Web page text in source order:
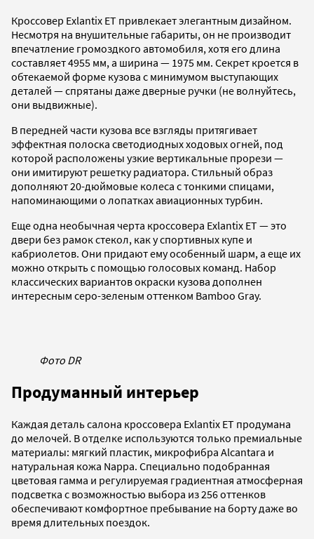
Кроссовер Exlantix ET привлекает элегантным дизайном.
Несмотря на внушительные габариты, он не производит
впечатление громоздкого автомобиля, хотя его длина
составляет 4955 мм, а ширина — 1975 мм. Секрет кроется в
обтекаемой форме кузова с минимумом выступающих
деталей — спрятаны даже дверные ручки (не волнуйтесь,
они выдвижные).
В передней части кузова все взгляды притягивает
эффектная полоска светодиодных ходовых огней, под
которой расположены узкие вертикальные прорези —
они имитируют решетку радиатора. Стильный образ
дополняют 20-дюймовые колеса с тонкими спицами,
напоминающими о лопатках авиационных турбин.
Еще одна необычная черта кроссовера Exlantix ET — это
двери без рамок стекол, как у спортивных купе и
кабриолетов. Они придают ему особенный шарм, а еще их
можно открыть с помощью голосовых команд. Набор
классических вариантов окраски кузова дополнен
интересным серо-зеленым оттенком Bamboo Gray.
Фото DR
Продуманный интерьер
Каждая деталь салона кроссовера Exlantix ET продумана
до мелочей. В отделке используются только премиальные
материалы: мягкий пластик, микрофибра Alcantara и
натуральная кожа Nappa. Специально подобранная
цветовая гамма и регулируемая градиентная атмосферная
подсветка с возможностью выбора из 256 оттенков
обеспечивают комфортное пребывание на борту даже во
время длительных поездок.